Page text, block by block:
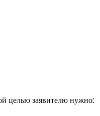
целью заявителю нужно: